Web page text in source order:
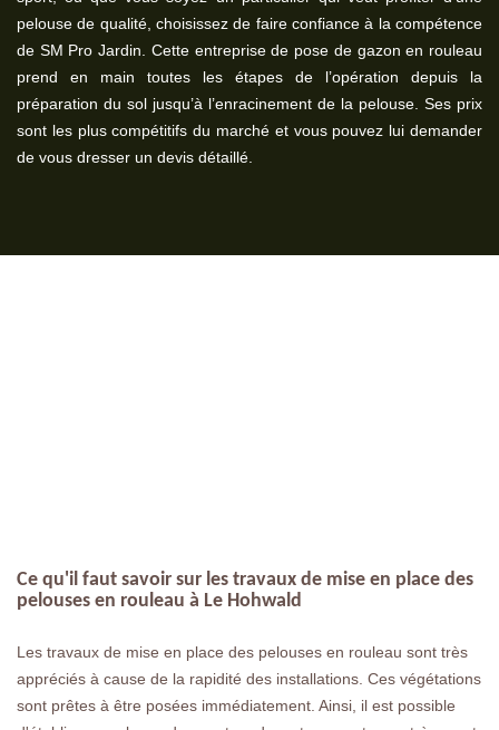
pelouse de qualité, choisissez de faire confiance à la compétence
de SM Pro Jardin. Cette entreprise de pose de gazon en rouleau
prend en main toutes les étapes de l’opération depuis la
préparation du sol jusqu’à l’enracinement de la pelouse. Ses prix
sont les plus compétitifs du marché et vous pouvez lui demander
de vous dresser un devis détaillé.
Ce qu'il faut savoir sur les travaux de mise en place des
pelouses en rouleau à Le Hohwald
Les travaux de mise en place des pelouses en rouleau sont très
appréciés à cause de la rapidité des installations. Ces végétations
sont prêtes à être posées immédiatement. Ainsi, il est possible